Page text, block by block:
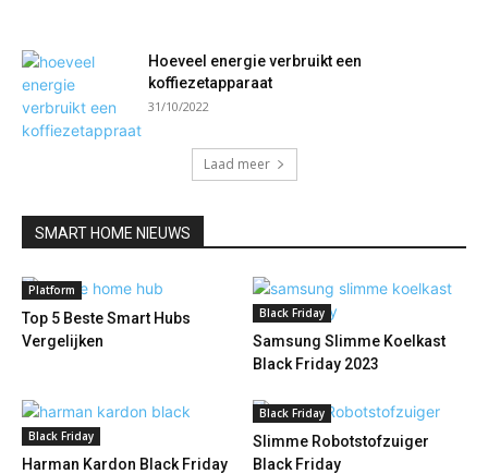
Hoeveel energie verbruikt een
koffiezetapparaat
31/10/2022
Laad meer
SMART HOME NIEUWS
Platform
Top 5 Beste Smart Hubs
Vergelijken
Black Friday
Samsung Slimme Koelkast
Black Friday 2023
Black Friday
Harman Kardon Black Friday
Black Friday
Slimme Robotstofzuiger
Black Friday